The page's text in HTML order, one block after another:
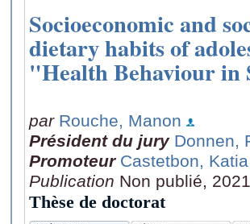
Socioeconomic and
dietary habits of
"Health Behaviour in
par Rouche, Manon
Président du jury Donnen,
Promoteur Castetbon, Katia
Publication Non publié,
Thèse de doctorat